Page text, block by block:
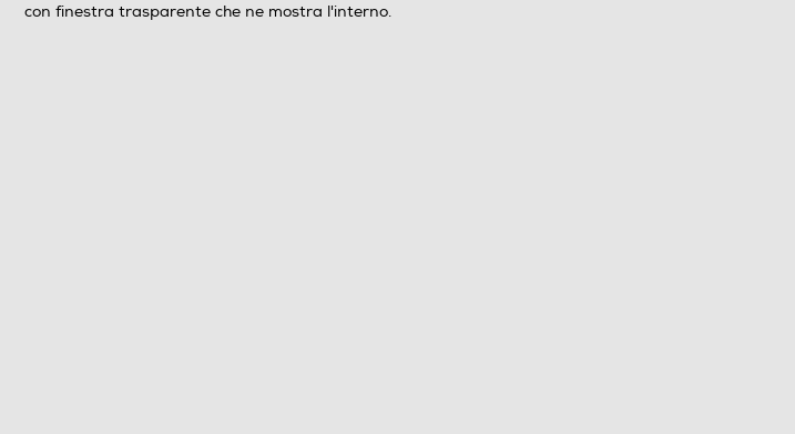
con finestra trasparente che ne mostra l'interno.